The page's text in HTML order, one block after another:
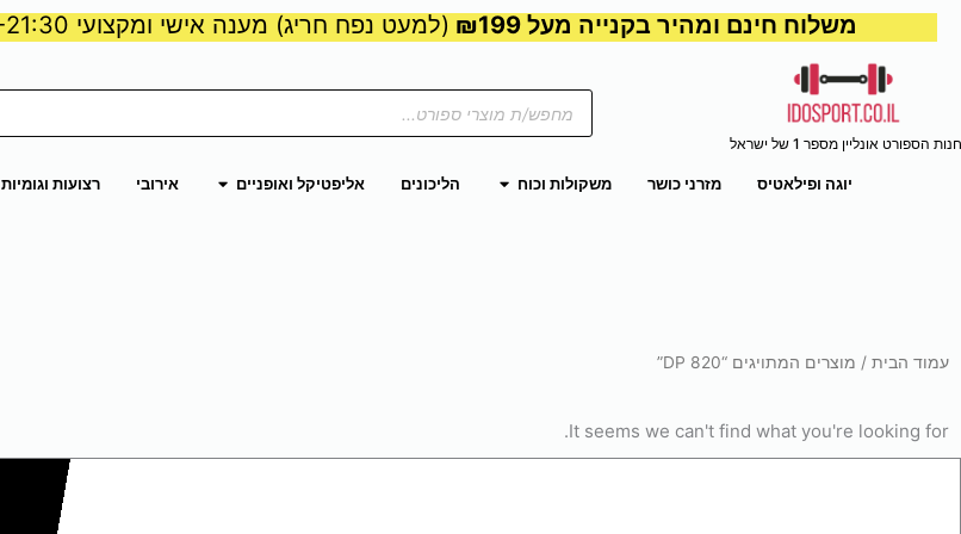
משלוח חינם ומהיר בקנייה מעל ₪199 (למעט נפח חריג) מענה אישי ומקצועי 9:00-21:30 / טלפון:
חנות הספורט אונליין מספר 1 של ישראל
Products
search
יוגה ופילאטיס מזרני כושר משקולות וכוח פתח משקולות וכוח
הליכונים אליפטיקל ואופניים פתח אליפטיקל ואופניים
אירובי רצועות וגומיות
עמוד הבית / מוצרים המתויגים “820 DP”
It seems we can't find what you're looking for.